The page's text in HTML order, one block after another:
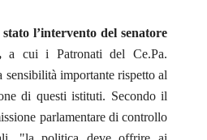
l’intervento del senatore
a cui i Patronati del Ce.Pa.
sensibilità importante rispetto al
di questi istituti. Secondo il
parlamentare di controllo